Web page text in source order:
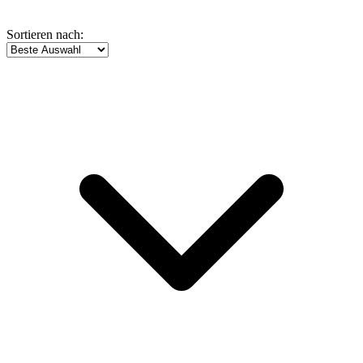
Sortieren nach: